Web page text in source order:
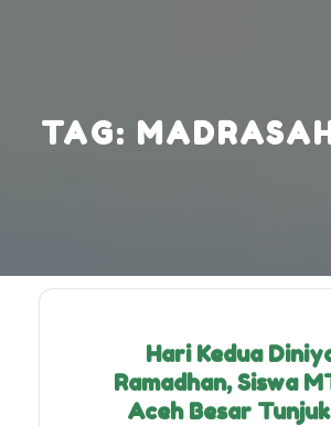
TAG:
Hari Kedua
Ramadhan, Siswa
Aceh Besar